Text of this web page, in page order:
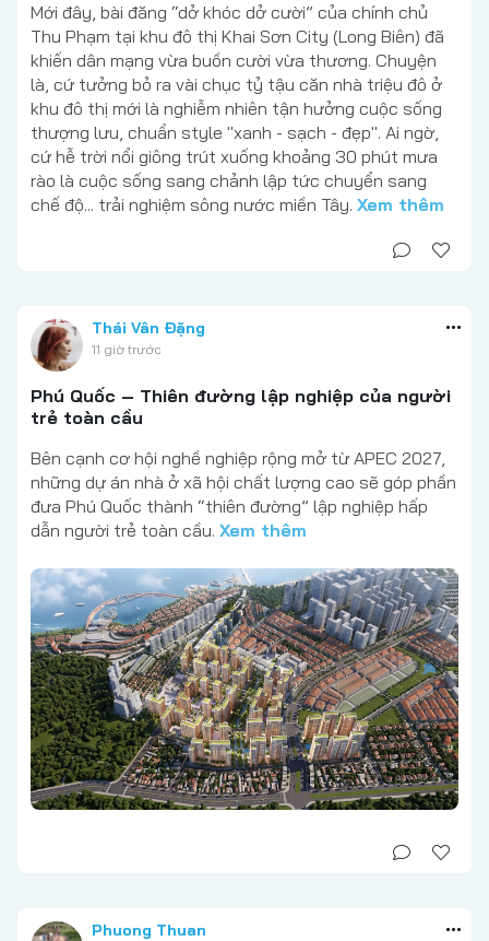
Mới đây, bài đăng “dở khóc dở cười” của chính chủ
Thu Phạm tại khu đô thị Khai Sơn City (Long Biên) đã
khiến dân mạng vừa buồn cười vừa thương. Chuyện
là, cứ tưởng bỏ ra vài chục tỷ tậu căn nhà triệu đô ở
khu đô thị mới là nghiễm nhiên tận hưởng cuộc sống
thượng lưu, chuẩn style "xanh - sạch - đẹp". Ai ngờ,
cứ hễ trời nổi giông trút xuống khoảng 30 phút mưa
rào là cuộc sống sang chảnh lập tức chuyển sang
chế độ... trải nghiệm sông nước miền Tây. Xem thêm
Thái Vân Đặng
11 giờ trước
Phú Quốc – Thiên đường lập nghiệp của người
trẻ toàn cầu
Bên cạnh cơ hội nghề nghiệp rộng mở từ APEC 2027,
những dự án nhà ở xã hội chất lượng cao sẽ góp phần
đưa Phú Quốc thành “thiên đường” lập nghiệp hấp
dẫn người trẻ toàn cầu. Xem thêm
Phuong Thuan